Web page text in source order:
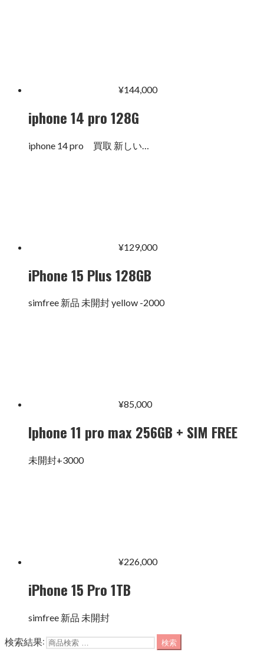
¥144,000
iphone 14 pro 128G
iphone 14 pro 買取 新しい…
¥129,000
iPhone 15 Plus 128GB
simfree 新品 未開封 yellow -2000
¥85,000
Iphone 11 pro max 256GB + SIM FREE
未開封+3000
¥226,000
iPhone 15 Pro 1TB
simfree 新品 未開封
検索結果: 検索